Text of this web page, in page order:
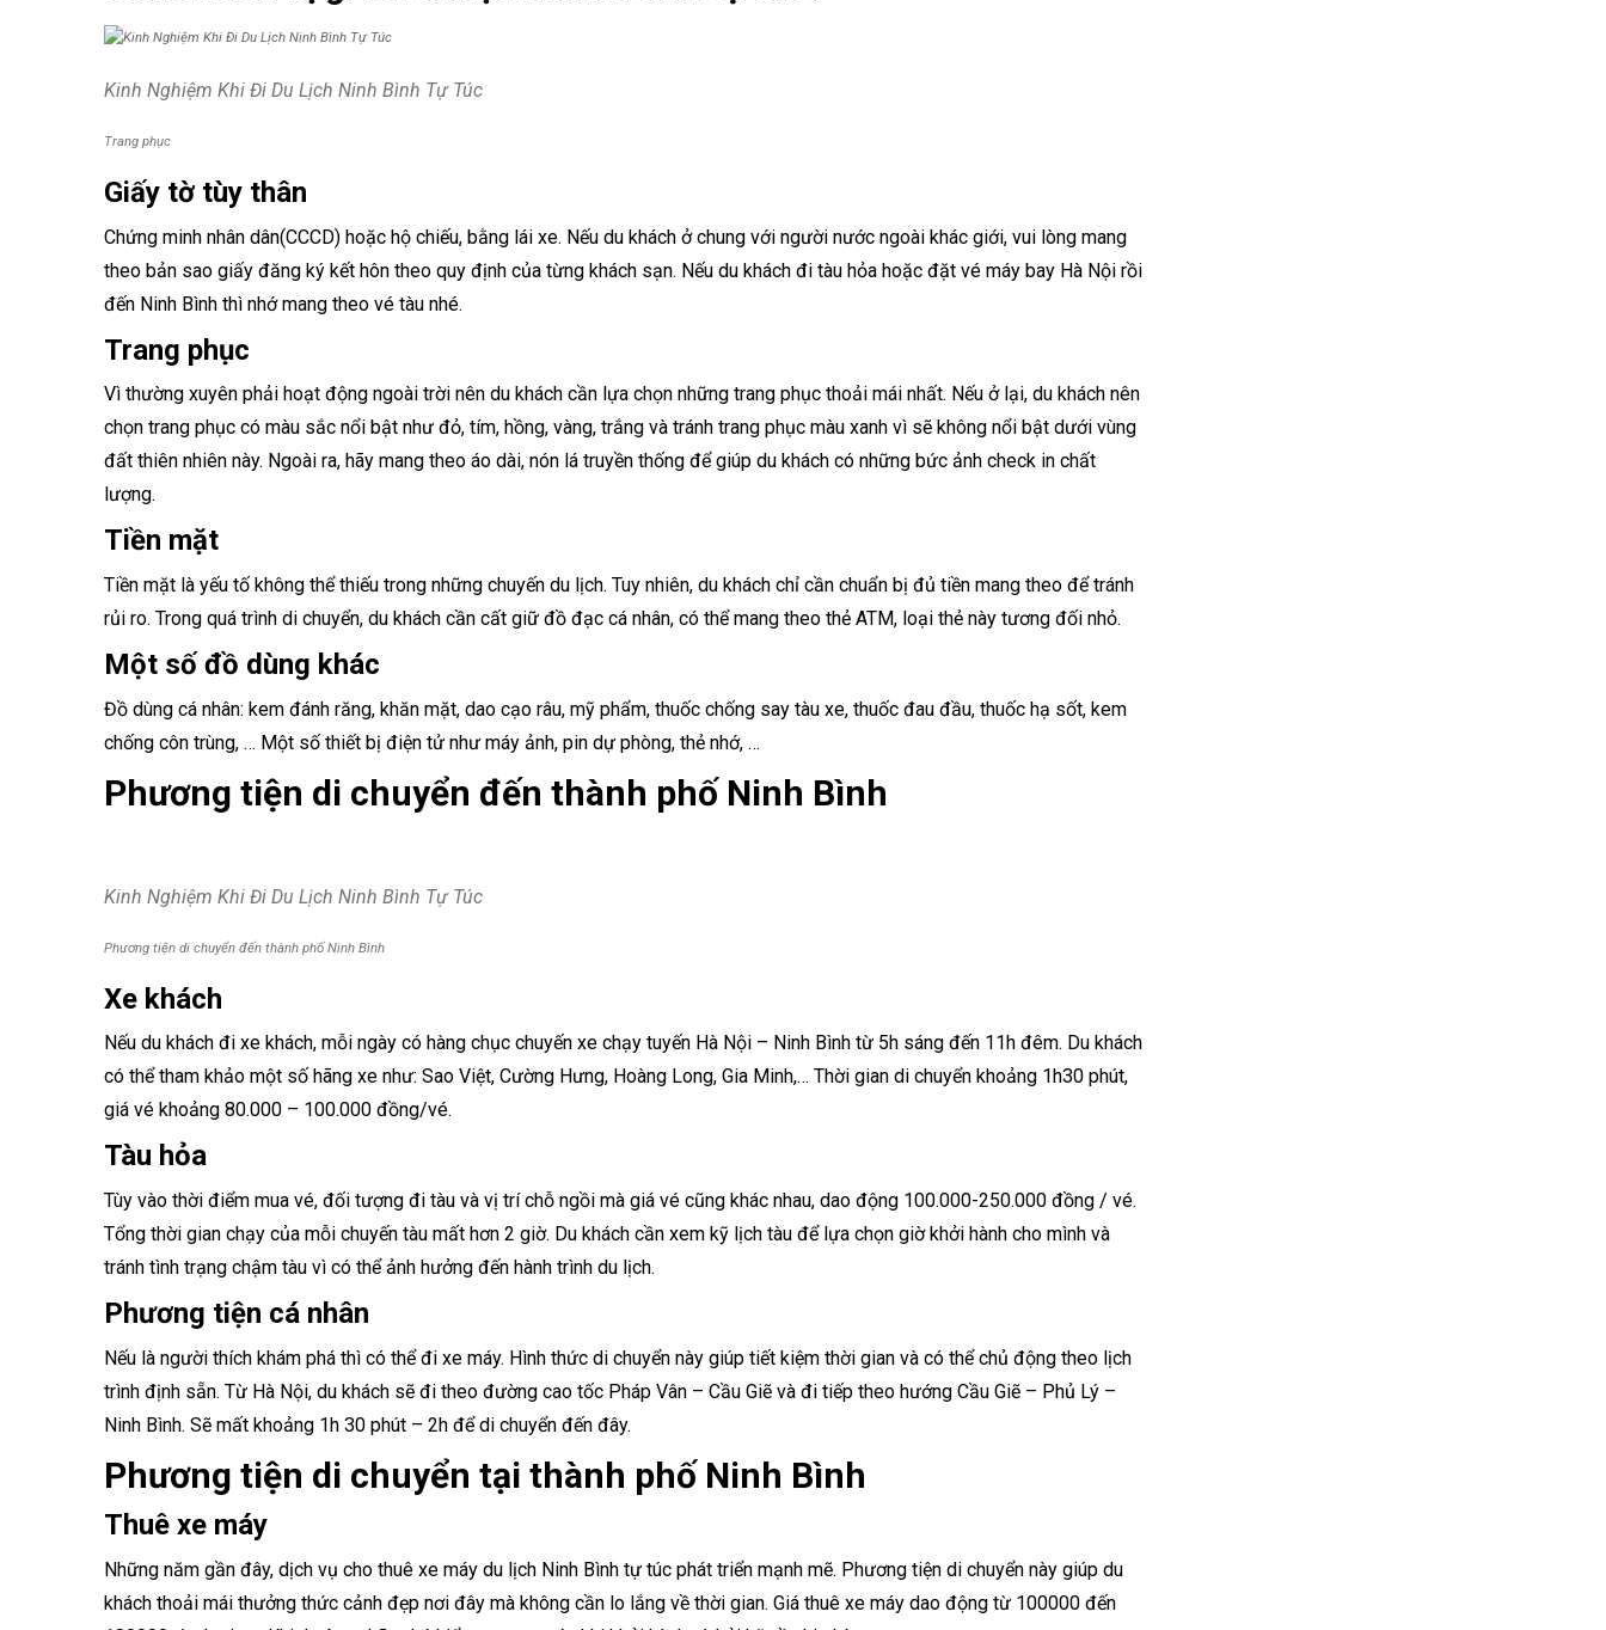
Kinh Nghiệm Khi Đi Du Lịch Ninh Bình Tự Túc
Trang phục
Giấy tờ tùy thân
Chứng minh nhân dân(CCCD) hoặc hộ chiếu, bằng lái xe. Nếu du khách ở chung với người nước ngoài khác giới, vui lòng mang
theo bản sao giấy đăng ký kết hôn theo quy định của từng khách sạn. Nếu du khách đi tàu hỏa hoặc đặt vé máy bay Hà Nội rồi
đến Ninh Bình thì nhớ mang theo vé tàu nhé.
Trang phục
Vì thường xuyên phải hoạt động ngoài trời nên du khách cần lựa chọn những trang phục thoải mái nhất. Nếu ở lại, du khách nên
chọn trang phục có màu sắc nổi bật như đỏ, tím, hồng, vàng, trắng và tránh trang phục màu xanh vì sẽ không nổi bật dưới vùng
đất thiên nhiên này. Ngoài ra, hãy mang theo áo dài, nón lá truyền thống để giúp du khách có những bức ảnh check in chất
lượng.
Tiền mặt
Tiền mặt là yếu tố không thể thiếu trong những chuyến du lịch. Tuy nhiên, du khách chỉ cần chuẩn bị đủ tiền mang theo để tránh
rủi ro. Trong quá trình di chuyển, du khách cần cất giữ đồ đạc cá nhân, có thể mang theo thẻ ATM, loại thẻ này tương đối nhỏ.
Một số đồ dùng khác
Đồ dùng cá nhân: kem đánh răng, khăn mặt, dao cạo râu, mỹ phẩm, thuốc chống say tàu xe, thuốc đau đầu, thuốc hạ sốt, kem
chống côn trùng, … Một số thiết bị điện tử như máy ảnh, pin dự phòng, thẻ nhớ, …
Phương tiện di chuyển đến thành phố Ninh Bình
Kinh Nghiệm Khi Đi Du Lịch Ninh Bình Tự Túc
Phương tiện di chuyển đến thành phố Ninh Bình
Xe khách
Nếu du khách đi xe khách, mỗi ngày có hàng chục chuyến xe chạy tuyến Hà Nội – Ninh Bình từ 5h sáng đến 11h đêm. Du khách
có thể tham khảo một số hãng xe như: Sao Việt, Cường Hưng, Hoàng Long, Gia Minh,… Thời gian di chuyển khoảng 1h30 phút,
giá vé khoảng 80.000 – 100.000 đồng/vé.
Tàu hỏa
Tùy vào thời điểm mua vé, đối tượng đi tàu và vị trí chỗ ngồi mà giá vé cũng khác nhau, dao động 100.000-250.000 đồng / vé.
Tổng thời gian chạy của mỗi chuyến tàu mất hơn 2 giờ. Du khách cần xem kỹ lịch tàu để lựa chọn giờ khởi hành cho mình và
tránh tình trạng chậm tàu ​​vì có thể ảnh hưởng đến hành trình du lịch.
Phương tiện cá nhân
Nếu là người thích khám phá thì có thể đi xe máy. Hình thức di chuyển này giúp tiết kiệm thời gian và có thể chủ động theo lịch
trình định sẵn. Từ Hà Nội, du khách sẽ đi theo đường cao tốc Pháp Vân – Cầu Giẽ và đi tiếp theo hướng Cầu Giẽ – Phủ Lý –
Ninh Bình. Sẽ mất khoảng 1h 30 phút – 2h để di chuyển đến đây.
Phương tiện di chuyển tại thành phố Ninh Bình
Thuê xe máy
Những năm gần đây, dịch vụ cho thuê xe máy du lịch Ninh Bình tự túc phát triển mạnh mẽ. Phương tiện di chuyển này giúp du
khách thoải mái thưởng thức cảnh đẹp nơi đây mà không cần lo lắng về thời gian. Giá thuê xe máy dao động từ 100000 đến